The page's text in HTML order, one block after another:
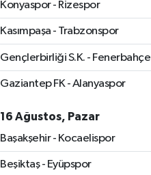
Konyaspor - Rizespor
Kasımpaşa - Trabzonspor
Gençlerbirliği S.K. - Fenerbahçe
Gaziantep FK - Alanyaspor
16 Ağustos, Pazar
Başakşehir - Kocaelispor
Beşiktaş - Eyüpspor